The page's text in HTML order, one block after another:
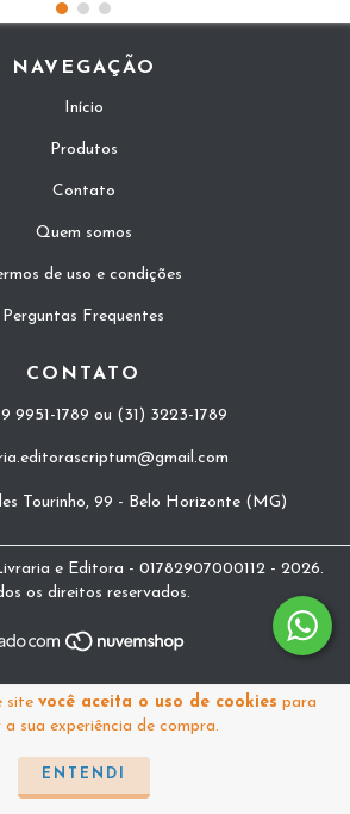
site você aceita o uso de cookies para
a sua experiência de compra.
ENTENDI
NAVEGAÇÃO
Início
Produtos
Contato
Quem somos
de uso e condições
Perguntas Frequentes
CONTATO
9951-1789 ou (31) 3223-1789
Tourinho, 99 - Belo Horizonte (MG)
e Editora - 01782907000112 - 2026.
os direitos reservados.